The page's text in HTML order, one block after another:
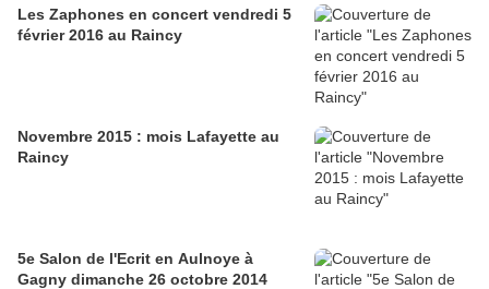
Les Zaphones en concert vendredi 5
février 2016 au Raincy
Novembre 2015 : mois Lafayette au
Raincy
5e Salon de l'Ecrit en Aulnoye à
Gagny dimanche 26 octobre 2014